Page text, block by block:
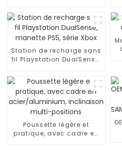
automatique de poudre
Station de recharge sans
fil Playstation DualSense,
Poussette légère et
pratique, avec cadre en